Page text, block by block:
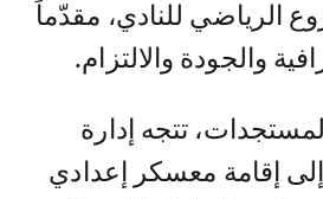
الرياضي للنادي، مقدّماً
والجودة والالتزام.
تتجه إدارة
إقامة معسكر إعدادي